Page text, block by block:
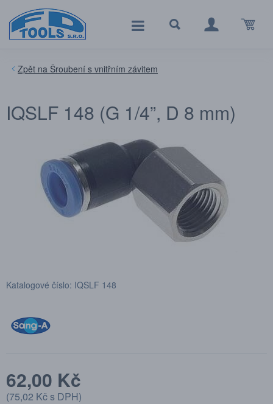
Šroubení s vnitřním závitem
IQSLF 148 (G 1/4”, D 8 mm)
Katalogové číslo: IQSLF 148
62,00 Kč
(75,02 Kčs DPH)